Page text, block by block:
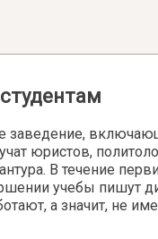
Логика
юристов,
В течение
учебы пишут
а значит, не